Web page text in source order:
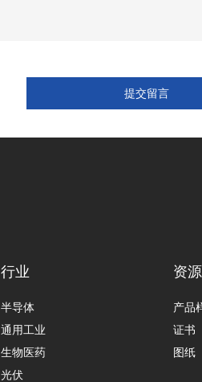
行业
半导体
通用工业
生物医药
光伏
资源
产品
证书
图纸